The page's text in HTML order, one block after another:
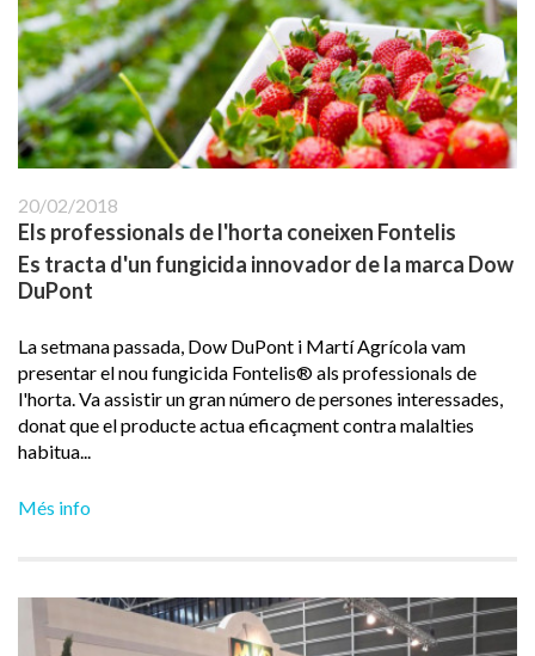
20/02/2018
Els professionals de l'horta coneixen Fontelis
Es tracta d'un fungicida innovador de la marca Dow
DuPont
La setmana passada, Dow DuPont i Martí Agrícola vam
presentar el nou fungicida Fontelis® als professionals de
l'horta. Va assistir un gran número de persones interessades,
donat que el producte actua eficaçment contra malalties
habitua...
Més info